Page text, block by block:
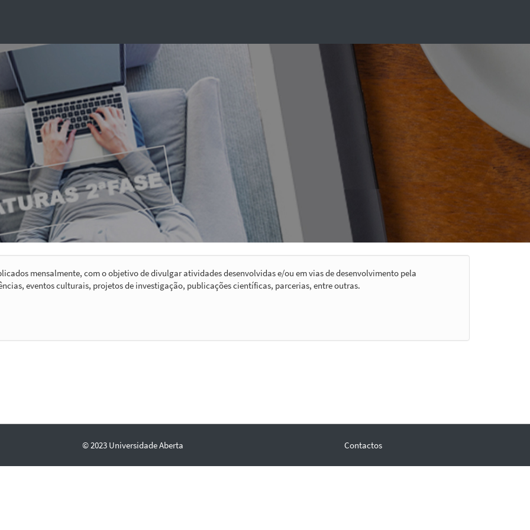
mensalmente, com o objetivo de divulgar atividades desenvolvidas e/ou em vias de desenvolvimento pela
eventos culturais, projetos de investigação, publicações científicas, parcerias, entre outras.
© 2023 Universidade Aberta Contactos